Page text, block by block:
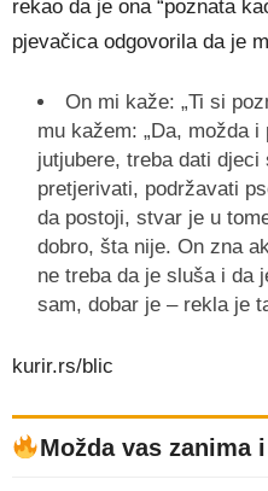
rekao da je ona “poznata
pjevačica odgovorila da je
On mi kaže: „Ti si
mu kažem: „Da, možda
jutjubere, treba dati
pretjerivati, podržavati
da postoji, stvar je u
dobro, šta nije. On zna
ne treba da je sluša i da
sam, dobar je – rekla je
kurir.rs/blic
Možda vas zanima